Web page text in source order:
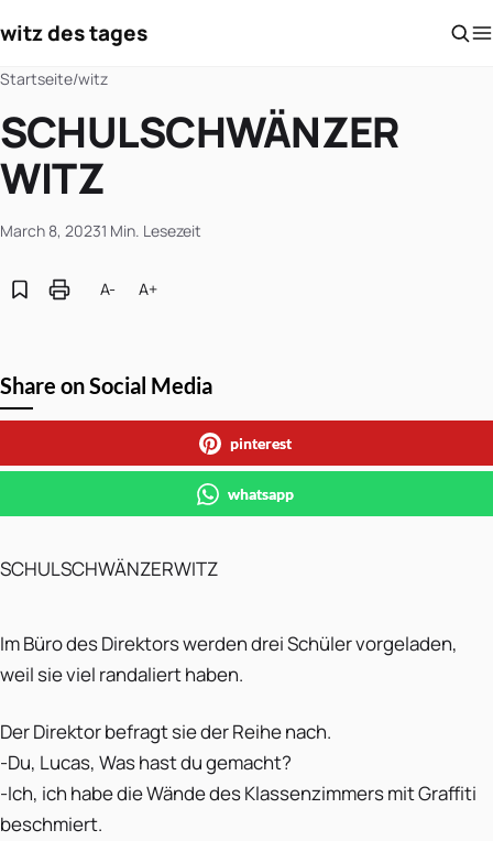
witz des tages
Startseite/witz
SCHULSCHWÄNZER
WITZ
March 8, 20231 Min. Lesezeit
A- A+
Share on Social Media
pinterest
whatsapp
SCHULSCHWÄNZERWITZ
Im Büro des Direktors werden drei Schüler vorgeladen,
weil sie viel randaliert haben.
Der Direktor befragt sie der Reihe nach.
-Du, Lucas, Was hast du gemacht?
-Ich, ich habe die Wände des Klassenzimmers mit Graffiti
beschmiert.